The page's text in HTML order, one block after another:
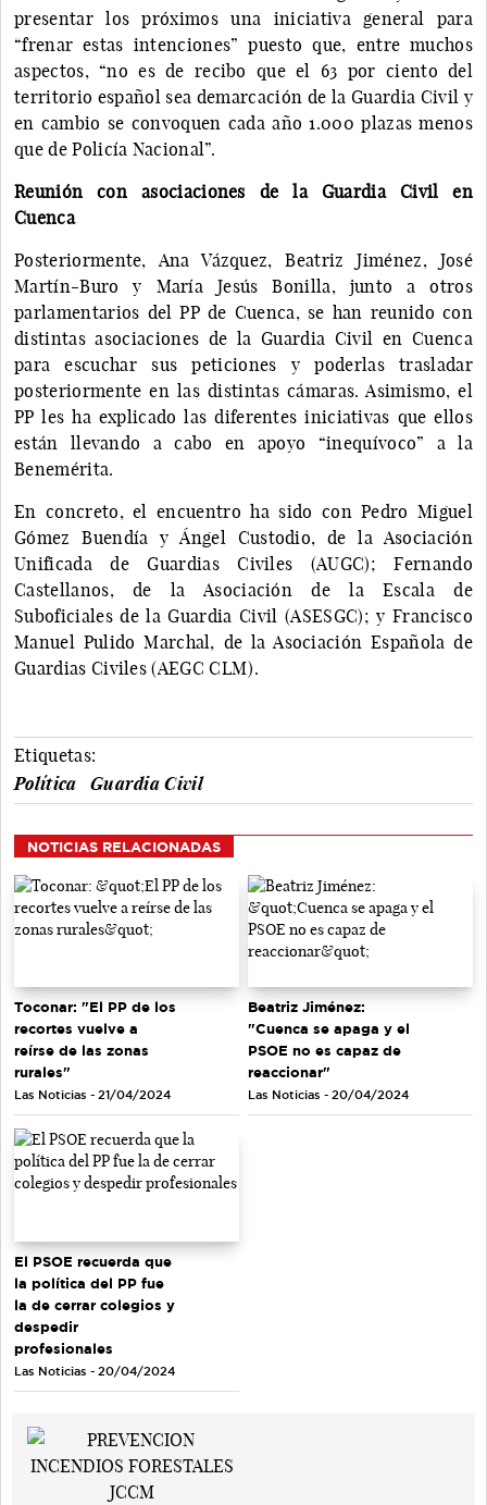
presentar los próximos una iniciativa general para
“frenar estas intenciones” puesto que, entre muchos
aspectos, “no es de recibo que el 63 por ciento del
territorio español sea demarcación de la Guardia Civil y
en cambio se convoquen cada año 1.000 plazas menos
que de Policía Nacional”.
Reunión con asociaciones de la Guardia Civil en
Cuenca
Posteriormente, Ana Vázquez, Beatriz Jiménez, José
Martín-Buro y María Jesús Bonilla, junto a otros
parlamentarios del PP de Cuenca, se han reunido con
distintas asociaciones de la Guardia Civil en Cuenca
para escuchar sus peticiones y poderlas trasladar
posteriormente en las distintas cámaras. Asimismo, el
PP les ha explicado las diferentes iniciativas que ellos
están llevando a cabo en apoyo “inequívoco” a la
Benemérita.
En concreto, el encuentro ha sido con Pedro Miguel
Gómez Buendía y Ángel Custodio, de la Asociación
Unificada de Guardias Civiles (AUGC); Fernando
Castellanos, de la Asociación de la Escala de
Suboficiales de la Guardia Civil (ASESGC); y Francisco
Manuel Pulido Marchal, de la Asociación Española de
Guardias Civiles (AEGC CLM).
Etiquetas:
Política
Guardia Civil
NOTICIAS RELACIONADAS
Toconar: "El PP de los
recortes vuelve a
reírse de las zonas
rurales"
Las Noticias - 21/04/2024
Beatriz Jiménez:
"Cuenca se apaga y el
PSOE no es capaz de
reaccionar"
Las Noticias - 20/04/2024
El PSOE recuerda que
la política del PP fue
la de cerrar colegios y
despedir
profesionales
Las Noticias - 20/04/2024